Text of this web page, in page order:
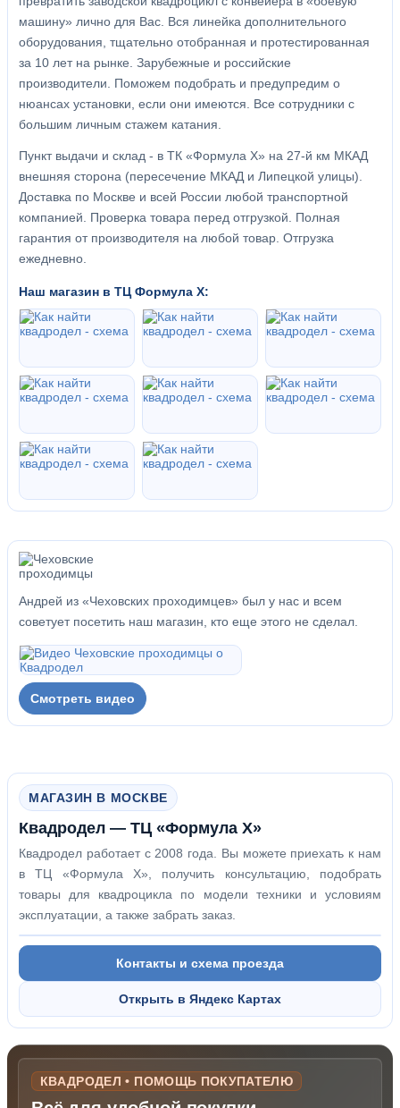
машину» лично для Вас. Вся линейка дополнительного
оборудования, тщательно отобранная и протестированная
за 10 лет на рынке. Зарубежные и российские
производители. Поможем подобрать и предупредим о
нюансах установки, если они имеются. Все сотрудники с
большим личным стажем катания.
Пункт выдачи и склад - в ТК «Формула X» на 27-й км МКАД
внешняя сторона (пересечение МКАД и Липецкой улицы).
Доставка по Москве и всей России любой транспортной
компанией. Проверка товара перед отгрузкой. Полная
гарантия от производителя на любой товар. Отгрузка
ежедневно.
Наш магазин в ТЦ Формула Х:
Андрей из «Чеховских проходимцев» был у нас и всем
советует посетить наш магазин, кто еще этого не сделал.
Смотреть видео
МАГАЗИН В МОСКВЕ
Квадродел — ТЦ «Формула Х»
Квадродел работает с 2008 года. Вы можете приехать к нам
в ТЦ «Формула Х», получить консультацию, подобрать
товары для квадроцикла по модели техники и условиям
эксплуатации, а также забрать заказ.
Контакты и схема проезда
Открыть в Яндекс Картах
КВАДРОДЕЛ • ПОМОЩЬ ПОКУПАТЕЛЮ